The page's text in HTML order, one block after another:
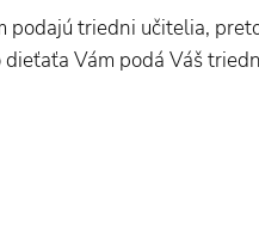
podajú triedni učitelia,
Vám podá Váš